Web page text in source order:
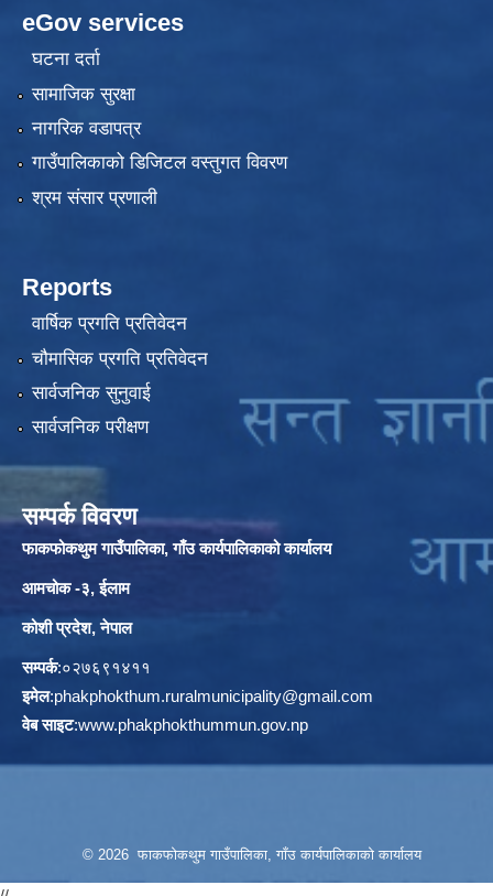
eGov services
घटना दर्ता
सामाजिक सुरक्षा
नागरिक वडापत्र
गाउँपालिकाको डिजिटल वस्तुगत विवरण
श्रम संसार प्रणाली
Reports
वार्षिक प्रगति प्रतिवेदन
चौमासिक प्रगति प्रतिवेदन
सार्वजनिक सुनुवाई
सार्वजनिक परीक्षण
सम्पर्क विवरण
फाकफोकथुम गाउँपालिका, गाँउ कार्यपालिकाको कार्यालय
आमचोक -३, ईलाम
कोशी प्रदेश, नेपाल
सम्पर्क:०२७६९१४११
इमेल:phakphokthum.ruralmunicipality@gmail.com
वेब साइट:www.phakphokthummun.gov.np
© 2026 फाकफोकथुम गाउँपालिका, गाँउ कार्यपालिकाको कार्यालय